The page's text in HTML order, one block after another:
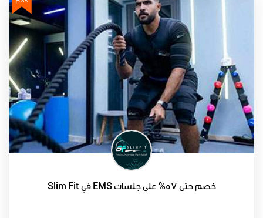
خصم حتى 57% على جلسات EMS في Slim Fit